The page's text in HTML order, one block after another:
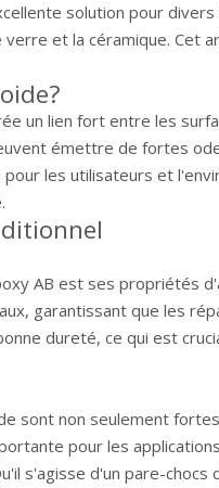
solution pour
et la céramique. Cet
un lien fort entre les
émettre de fortes
les utilisateurs et
AB est ses propriétés
garantissant que les
dureté, ce qui est
sont non seulement
pour les
s'agisse d'un pare-chocs